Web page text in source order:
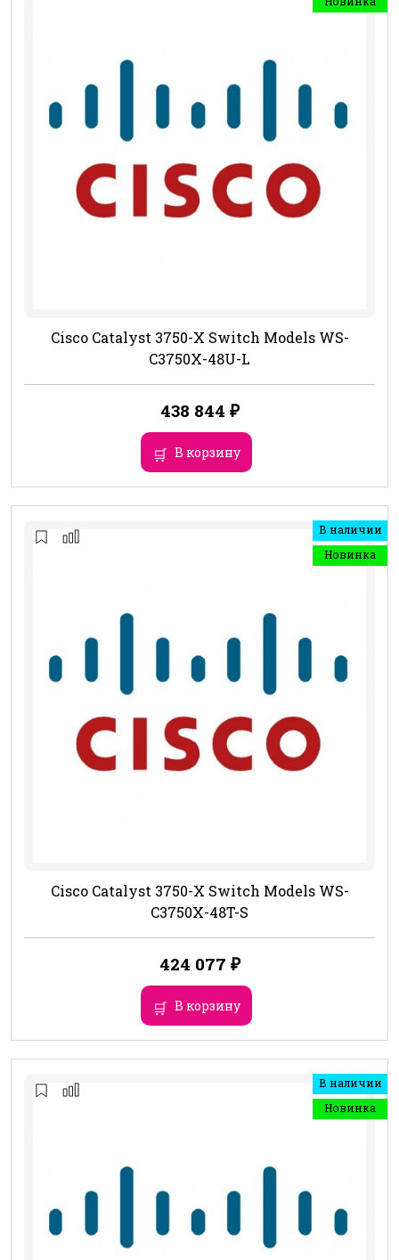
Cisco Catalyst 3750-X Switch Models WS-
C3750X-48U-L
438 844 ₽
В корзину
В наличии
Новинка
Cisco Catalyst 3750-X Switch Models WS-
C3750X-48T-S
424 077 ₽
В корзину
В наличии
Новинка